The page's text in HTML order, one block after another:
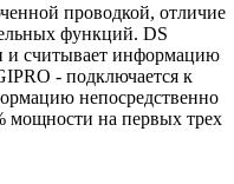
проводкой, отличие
функций. DS
и считывает информацию
- подключается к
непосредственно
мощности на первых трех